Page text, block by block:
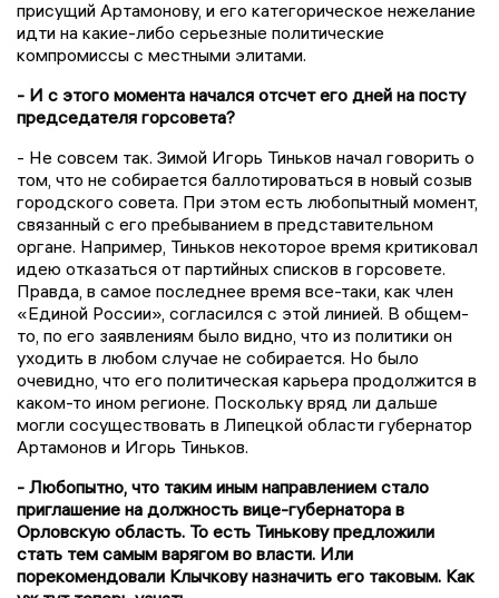
присущий Артамонову, и его категорическое нежелание
идти на какие-либо серьезные политические
компромиссы с местными элитами.
- И с этого момента начался отсчет его дней на посту
председателя горсовета?
- Не совсем так. Зимой Игорь Тиньков начал говорить о
том, что не собирается баллотироваться в новый созыв
городского совета. При этом есть любопытный момент,
связанный с его пребыванием в представительном
органе. Например, Тиньков некоторое время критиковал
идею отказаться от партийных списков в горсовете.
Правда, в самое последнее время все-таки, как член
«Единой России», согласился с этой линией. В общем-
то, по его заявлениям было видно, что из политики он
уходить в любом случае не собирается. Но было
очевидно, что его политическая карьера продолжится в
каком-то ином регионе. Поскольку вряд ли дальше
могли сосуществовать в Липецкой области губернатор
Артамонов и Игорь Тиньков.
- Любопытно, что таким иным направлением стало
приглашение на должность вице-губернатора в
Орловскую область. То есть Тинькову предложили
стать тем самым варягом во власти. Или
порекомендовали Клычкову назначить его таковым. Как